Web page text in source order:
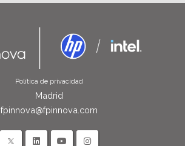
Política de privacidad
Madrid
fpinnova@fpinnova.com